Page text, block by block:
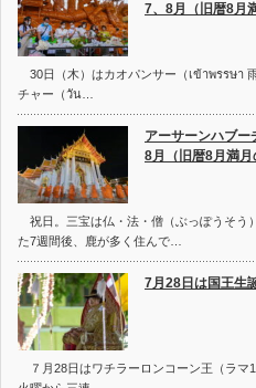
7、8月（旧暦8月
30日（木）はカオパンサー（เข้าพรรษา
チャー（วัน…
アーサーンハブ
8月（旧暦8月満月
祝日。三宝は仏・法・僧（ぶっぽうそう
た7週間後、鹿が多く住んで…
7月28日は国王生
７月28日はワチラーロンコーン王（ラマ